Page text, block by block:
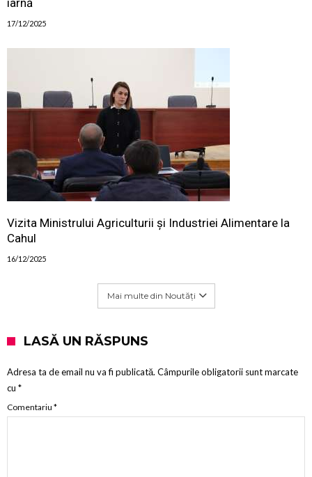
iarnă
17/12/2025
Vizita Ministrului Agriculturii și Industriei Alimentare la
Cahul
16/12/2025
Mai multe din Noutăți
LASĂ UN RĂSPUNS
Adresa ta de email nu va fi publicată. Câmpurile obligatorii sunt marcate
cu *
Comentariu *